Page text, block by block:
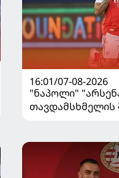
16:01/07-08-2026
"ნაპოლი"
თავდამსხმელის